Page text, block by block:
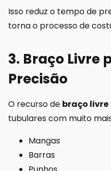
Isso reduz o tempo de
torna o processo de
3. Braço Livre
Precisão
O recurso de braço livre
tubulares com muito
Mangas
Barras